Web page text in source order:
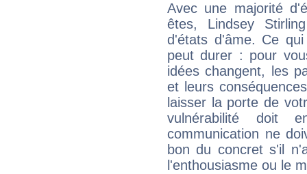
Avec une majorité
êtes, Lindsey
d'états d'âme. Ce
peut durer : pour
idées changent, les
et leurs
laisser la porte de
vulnérabilité doit
communication ne
bon du concret s'il
l'enthousiasme ou le